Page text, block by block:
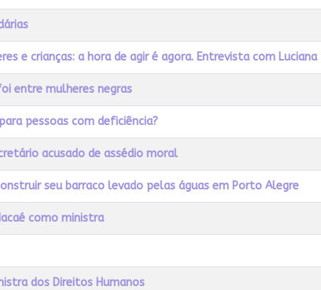
e crianças: a hora de agir é agora. Entrevista com Luciana
entre mulheres negras
pessoas com deficiência?
acusado de assédio moral
seu barraco levado pelas águas em Porto Alegre
como ministra
dos Direitos Humanos